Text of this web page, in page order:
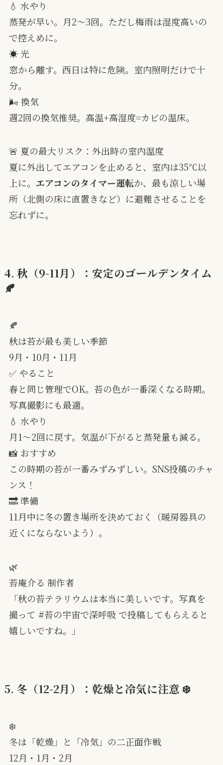
💧 水やり
蒸発が早い。月2〜3回。ただし梅雨は湿度高いの
で控えめに。
☀️ 光
窓から離す。西日は特に危険。室内照明だけで十
分。
🌬 換気
週2回の換気推奨。高温+高湿度=カビの温床。
🚨 夏の最大リスク：外出時の室内温度
夏に外出してエアコンを止めると、室内は35℃以
上に。 エアコンのタイマー運転か、最も涼しい場
所（北側の床に直置きなど）に避難させることを
忘れずに。
4. 秋（9-11月）：安定のゴールデンタイム
🍂
🍂
秋は苔が最も美しい季節
9月・10月・11月
✅ やること
春と同じ管理でOK。苔の色が一番深くなる時期。
写真撮影にも最適。
💧 水やり
月1〜2回に戻す。気温が下がると蒸発量も減る。
📸 おすすめ
この時期の苔が一番みずみずしい。SNS投稿のチャ
ンス！
🔜 準備
11月中に冬の置き場所を決めておく（暖房器具の
近くにならないよう）。
🌿
苔庵介る 制作者
「秋の苔テラリウムは本当に美しいです。写真を
撮って #苔の宇宙で深呼吸 で投稿してもらえると
嬉しいですね。」
5. 冬（12-2月）：乾燥と冷気に注意 ❄️
❄️
冬は「乾燥」と「冷気」の二正面作戦
12月・1月・2月